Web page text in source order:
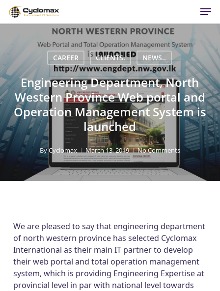
Skip
content
CAREER CLIENTS. NEWS..
Engineering Department, North
Western Province Web portal and
Operation Management System is
launched
ByCyclomax March 13, 2019 No Comments
We are pleased to say that engineering department
of north western province has selected Cyclomax
International as their main IT partner to develop
their web portal and total operation management
system, which is providing Engineering Expertise at
provincial level in par with national level towards